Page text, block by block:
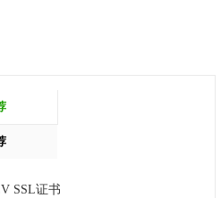
SSL证书